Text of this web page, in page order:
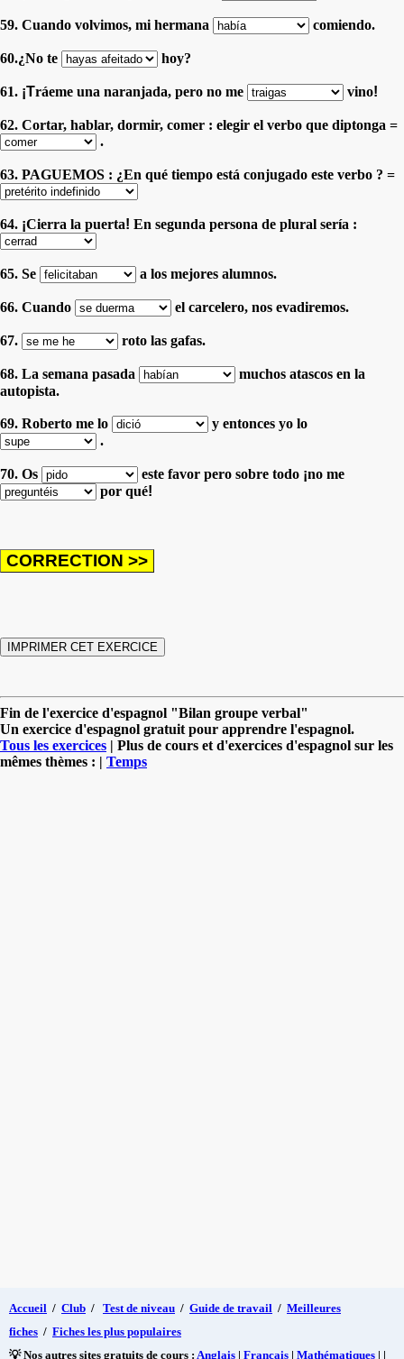
59. Cuando volvimos, mi hermana comiendo.
60.¿No te hoy?
61. ¡Tráeme una naranjada, pero no me vino!
62. Cortar, hablar, dormir, comer : elegir el verbo que diptonga =
.
63. PAGUEMOS : ¿En qué tiempo está conjugado este verbo ? =
64. ¡Cierra la puerta! En segunda persona de plural sería :
65. Se a los mejores alumnos.
66. Cuando el carcelero, nos evadiremos.
67. roto las gafas.
68. La semana pasada
muchos atascos en la
autopista.
69. Roberto me lo
y entonces yo lo
.
70. Os este favor pero sobre todo ¡no me
por qué!
Fin de l'exercice d'espagnol "Bilan groupe verbal"
Un exercice d'espagnol gratuit pour apprendre l'espagnol.
Tous les exercices | Plus de cours et d'exercices d'espagnol sur les
mêmes thèmes : | Temps
Accueil / Club / Test de niveau / Guide de travail / Meilleures
fiches / Fiches les plus populaires
💡 Nos autres sites gratuits de cours : Anglais | Français | Mathématiques | |